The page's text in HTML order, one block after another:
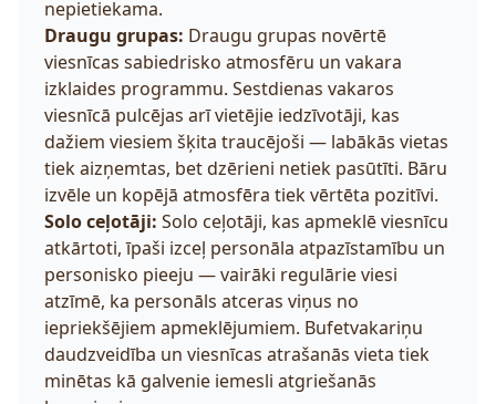
nepietiekama.
Draugu grupas: Draugu grupas novērtē
viesnīcas sabiedrisko atmosfēru un vakara
izklaides programmu. Sestdienas vakaros
viesnīcā pulcējas arī vietējie iedzīvotāji, kas
dažiem viesiem šķita traucējoši — labākās vietas
tiek aizņemtas, bet dzērieni netiek pasūtīti. Bāru
izvēle un kopējā atmosfēra tiek vērtēta pozitīvi.
Solo ceļotāji: Solo ceļotāji, kas apmeklē viesnīcu
atkārtoti, īpaši izceļ personāla atpazīstamību un
personisko pieeju — vairāki regulārie viesi
atzīmē, ka personāls atceras viņus no
iepriekšējiem apmeklējumiem. Bufetvakariņu
daudzveidība un viesnīcas atrašanās vieta tiek
minētas kā galvenie iemesli atgriešanās